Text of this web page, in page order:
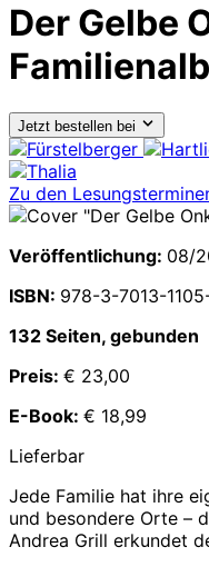
Der Gelbe
Jetzt bestellen bei
Zu den
Veröffentlichung: 08/
ISBN: 978-3-7013-
132 Seiten, gebunden
Preis: € 23,00
E-Book: € 18,99
Lieferbar
Jede Familie hat ihre
und besondere Orte –
Andrea Grill erkundet